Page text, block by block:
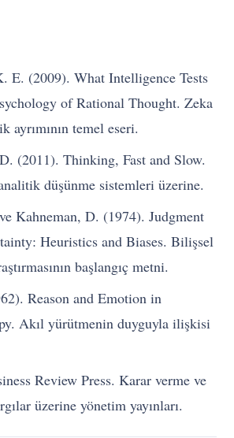
E. (2009). What Intelligence Tests
of Rational Thought. Zeka
ayrımının temel eseri.
(2011). Thinking, Fast and Slow.
düşünme sistemleri üzerine.
Kahneman, D. (1974). Judgment
Heuristics and Biases. Bilişsel
başlangıç metni.
Reason and Emotion in
Akıl yürütmenin duyguyla ilişkisi
Review Press. Karar verme ve
üzerine yönetim yayınları.